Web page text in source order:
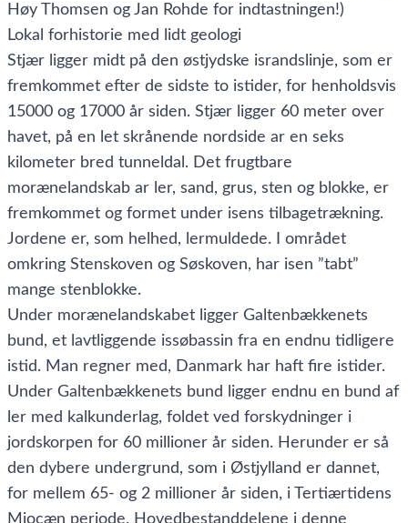
Høy Thomsen og Jan Rohde for indtastningen!)
Lokal forhistorie med lidt geologi
Stjær ligger midt på den østjydske israndslinje, som er
fremkommet efter de sidste to istider, for henholdsvis
15000 og 17000 år siden. Stjær ligger 60 meter over
havet, på en let skrånende nordside ar en seks
kilometer bred tunneldal. Det frugtbare
morænelandskab ar ler, sand, grus, sten og blokke, er
fremkommet og formet under isens tilbagetrækning.
Jordene er, som helhed, lermuldede. I området
omkring Stenskoven og Søskoven, har isen ”tabt”
mange stenblokke.
Under morænelandskabet ligger Galtenbækkenets
bund, et lavtliggende issøbassin fra en endnu tidligere
istid. Man regner med, Danmark har haft fire istider.
Under Galtenbækkenets bund ligger endnu en bund af
ler med kalkunderlag, foldet ved forskydninger i
jordskorpen for 60 millioner år siden. Herunder er så
den dybere undergrund, som i Østjylland er dannet,
for mellem 65- og 2 millioner år siden, i Tertiærtidens
Miocæn periode. Hovedbestanddelene i denne